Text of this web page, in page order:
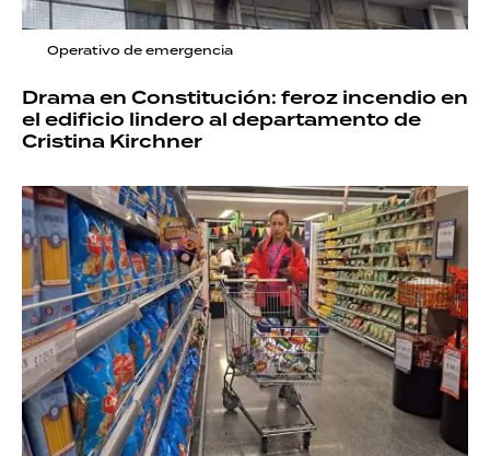
Operativo de emergencia
Drama en Constitución: feroz incendio en
el edificio lindero al departamento de
Cristina Kirchner